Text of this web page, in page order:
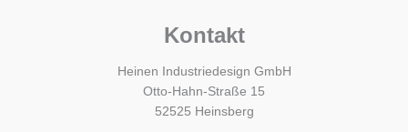
Kontakt
Heinen Industriedesign GmbH
Otto-Hahn-Straße 15
52525 Heinsberg